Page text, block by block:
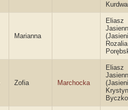
Marianna
Eliasz
Rozalia
Zofia Marchocka
Eliasz